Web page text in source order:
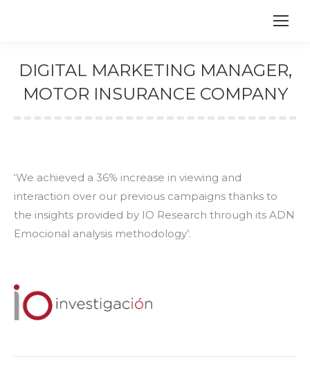
DIGITAL MARKETING MANAGER,
MOTOR INSURANCE COMPANY
‘We achieved a 36% increase in viewing and
interaction over our previous campaigns thanks to
the insights provided by IO Research through its ADN
Emocional analysis methodology’.